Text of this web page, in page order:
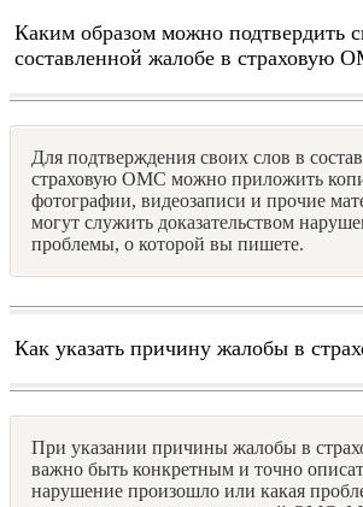
Каким образом можно подтвердить
составленной жалобе в страховую
Для подтверждения своих слов в
страховую ОМС можно приложить
фотографии, видеозаписи и прочие
могут служить доказательством
проблемы, о которой вы пишете.
Как указать причину жалобы в
При указании причины жалобы в
важно быть конкретным и точно
нарушение произошло или какая